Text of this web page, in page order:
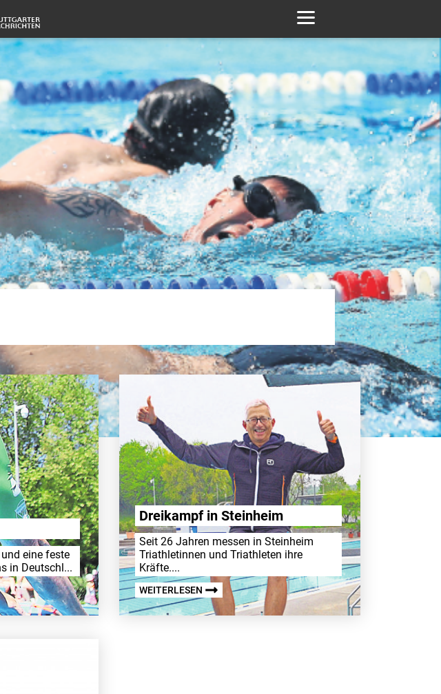
eine feste
in Deutschl...
Drei­kampf in Stein­heim
Seit 26 Jahren messen in Stein­heim
Triath­le­tinnen und Triath­leten ihre
Kräfte....
WEITERLESEN